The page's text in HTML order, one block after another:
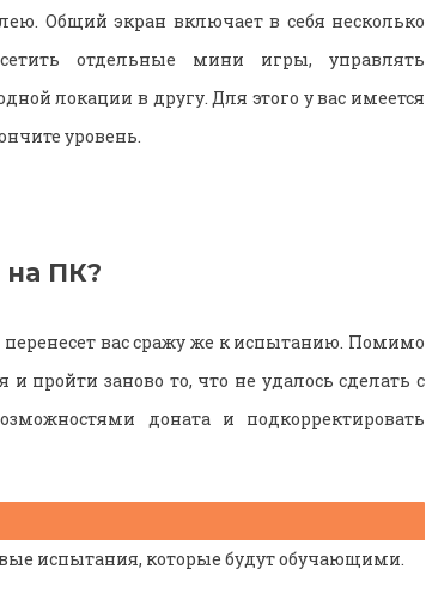
Общий экран включает в себя несколько
отдельные мини игры, управлять
локации в другу. Для этого у вас имеется
уровень.
на ПК?
вас сражу же к испытанию. Помимо
пройти заново то, что не удалось сделать с
доната и подкорректировать
испытания, которые будут обучающими.